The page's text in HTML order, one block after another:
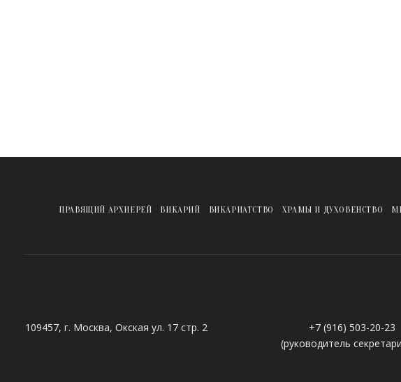
ПРАВЯЩИЙ АРХИЕРЕЙ ВИКАРИЙ ВИКАРИАТСТВО ХРАМЫ И ДУХОВЕНСТВО
109457, г. Москва, Окская ул. 17 стр. 2
+7 (916) 503-20-23
(руководитель